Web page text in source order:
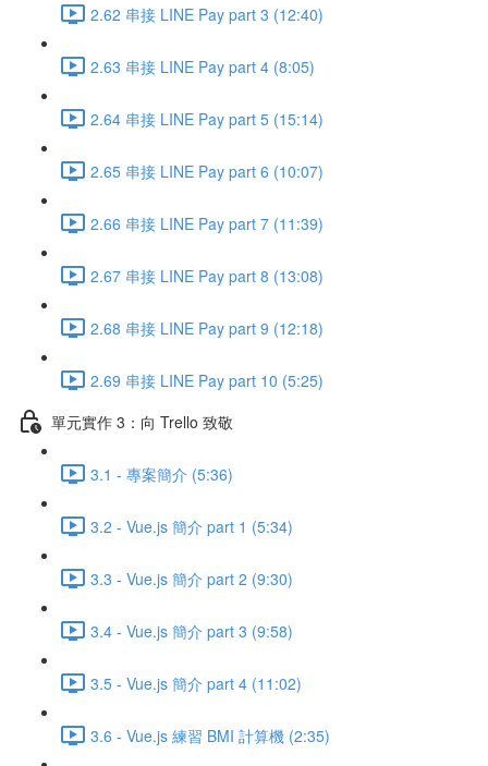
2.62 串接 LINE Pay part 3 (12:40)
2.63 串接 LINE Pay part 4 (8:05)
2.64 串接 LINE Pay part 5 (15:14)
2.65 串接 LINE Pay part 6 (10:07)
2.66 串接 LINE Pay part 7 (11:39)
2.67 串接 LINE Pay part 8 (13:08)
2.68 串接 LINE Pay part 9 (12:18)
2.69 串接 LINE Pay part 10 (5:25)
單元實作 3：向 Trello 致敬
3.1 - 專案簡介 (5:36)
3.2 - Vue.js 簡介 part 1 (5:34)
3.3 - Vue.js 簡介 part 2 (9:30)
3.4 - Vue.js 簡介 part 3 (9:58)
3.5 - Vue.js 簡介 part 4 (11:02)
3.6 - Vue.js 練習 BMI 計算機 (2:35)